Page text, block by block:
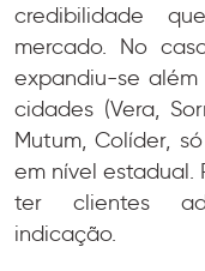
credibilidade
mercado. No
expandiu-se
cidades (Vera,
Mutum, Colíder,
em nível estadual.
ter clientes
indicação.